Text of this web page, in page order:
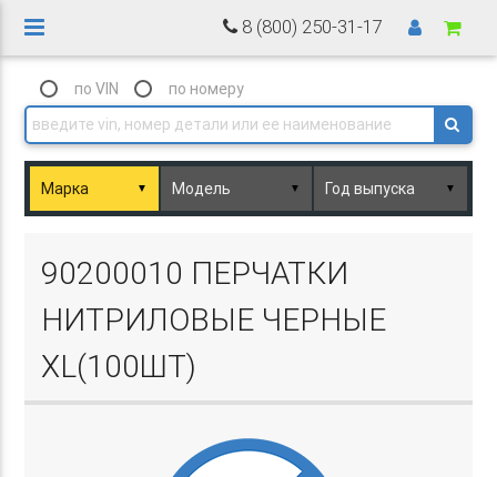
8 (800) 250-31-17
по VIN по номеру
▼ ▼ ▼
90200010 ПЕРЧАТКИ
НИТРИЛОВЫЕ ЧЕРНЫЕ
XL(100ШТ)